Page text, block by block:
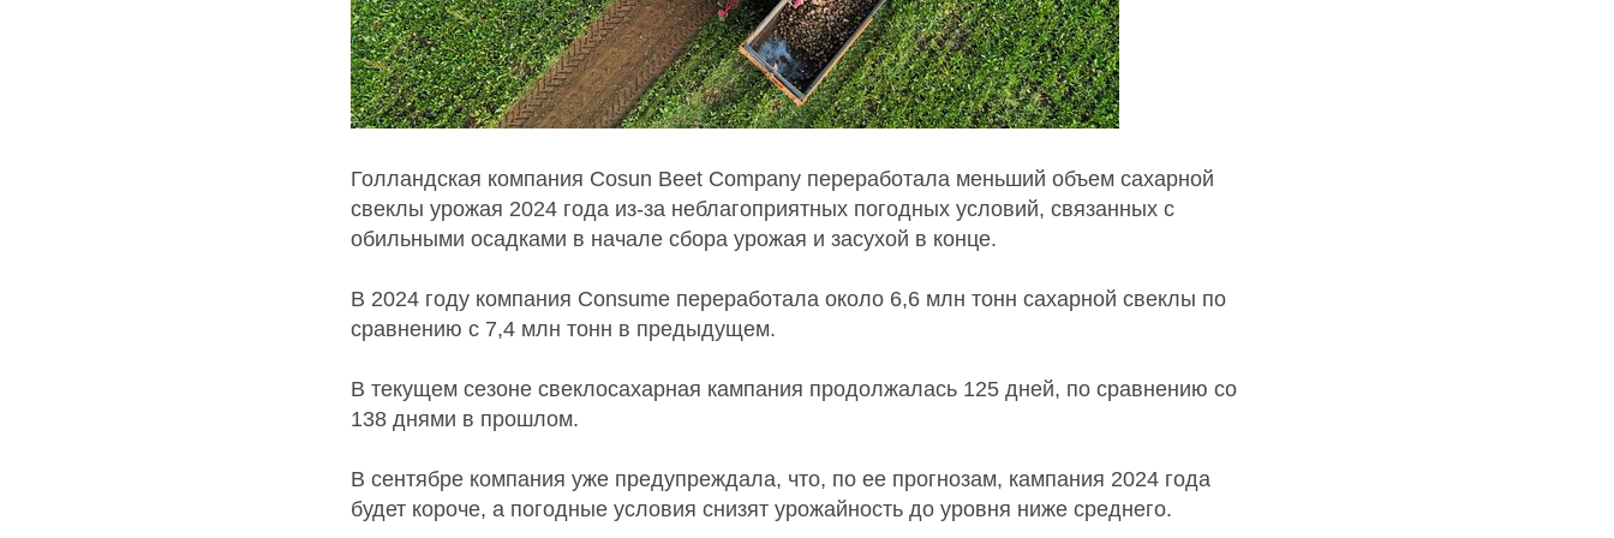
Голландская компания Cosun Beet Company переработала меньший объем сахарной
свеклы урожая 2024 года из-за неблагоприятных погодных условий, связанных с
обильными осадками в начале сбора урожая и засухой в конце.
В 2024 году компания Consume переработала около 6,6 млн тонн сахарной свеклы по
сравнению с 7,4 млн тонн в предыдущем.
В текущем сезоне свеклосахарная кампания продолжалась 125 дней, по сравнению со
138 днями в прошлом.
В сентябре компания уже предупреждала, что, по ее прогнозам, кампания 2024 года
будет короче, а погодные условия снизят урожайность до уровня ниже среднего.